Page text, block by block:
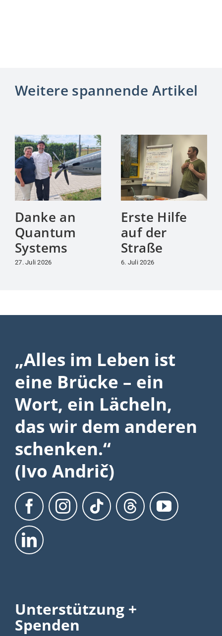
Weitere spannende Artikel
Danke an
Quantum
Systems
27. Juli 2026
Erste Hilfe
auf der
Straße
6. Juli 2026
„Alles im Leben ist
eine Brücke – ein
Wort, ein Lächeln,
das wir dem anderen
schenken.“
(Ivo Andrič)
Unterstützung +
Spenden